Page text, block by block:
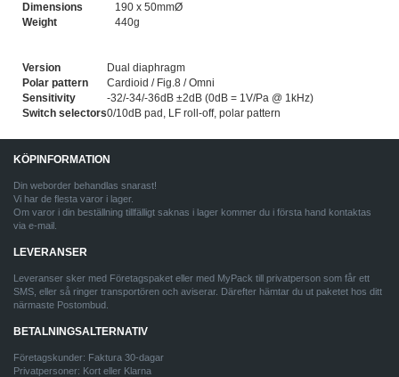
Dimensions
190 x 50mmØ
Weight
440g
Version
Dual diaphragm
Polar pattern
Cardioid / Fig.8 / Omni
Sensitivity
-32/-34/-36dB ±2dB (0dB = 1V/Pa @ 1kHz)
Switch selectors0/10dB pad, LF roll-off, polar pattern
KÖPINFORMATION
Din weborder behandlas snarast!
Vi har de flesta varor i lager.
Om varor i din beställning tillfälligt saknas i lager kommer du i första hand kontaktas
via e-mail.
LEVERANSER
Leveranser sker med Företagspaket eller med MyPack till privatperson som får ett
SMS, eller så ringer transportören och aviserar. Därefter hämtar du ut paketet hos ditt
närmaste Postombud.
BETALNINGSALTERNATIV
Företagskunder: Faktura 30-dagar
Privatpersoner: Kort eller Klarna